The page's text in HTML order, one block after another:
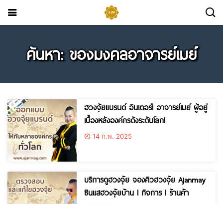
ค้นหา: ของมงคลอาจารย์เมย์
ฮวงจุ้ยแบรนด์ อินเตอร์! อาจารย์เมย์ ผู้อยู่
เบื้องหลังองค์กรดังระดับโลก!
14 ก.พ. 2025
บริการดูฮวงจุ้ย จองคิวฮวงจุ้ย Ajanmay
ซินแสฮวงจุ้ยบ้าน l กิจการ l ร้านค้า